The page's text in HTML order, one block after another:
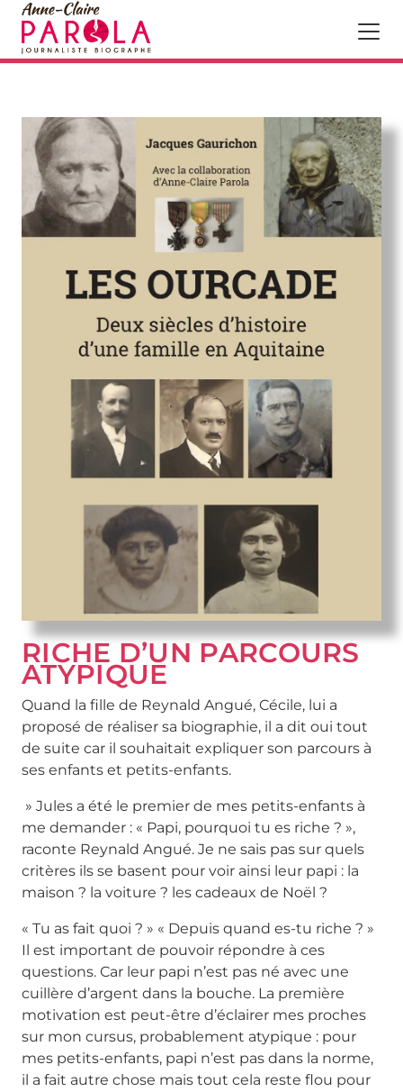
RICHE D’UN PARCOURS
ATYPIQUE
Quand la fille de Reynald Angué, Cécile, lui a
proposé de réaliser sa biographie, il a dit oui tout
de suite car il souhaitait expliquer son parcours à
ses enfants et petits-enfants.
» Jules a été le premier de mes petits-enfants à
me demander : « Papi, pourquoi tu es riche ? »,
raconte Reynald Angué. Je ne sais pas sur quels
critères ils se basent pour voir ainsi leur papi : la
maison ? la voiture ? les cadeaux de Noël ?
« Tu as fait quoi ? » « Depuis quand es-tu riche ? »
Il est important de pouvoir répondre à ces
questions. Car leur papi n’est pas né avec une
cuillère d’argent dans la bouche. La première
motivation est peut-être d’éclairer mes proches
sur mon cursus, probablement atypique : pour
mes petits-enfants, papi n’est pas dans la norme,
il a fait autre chose mais tout cela reste flou pour